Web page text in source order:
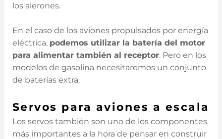
los alerones.
En el caso de los aviones propulsados por energía
eléctrica, podemos utilizar la batería del motor
para alimentar también al receptor. Pero en los
modelos de gasolina necesitaremos un conjunto
de baterías extra.
Servos para aviones a escala
Los servos también son uno de los componentes
más importantes a la hora de pensar en construir